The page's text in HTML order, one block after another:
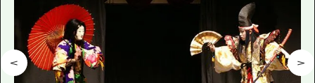
2박 3일
자원봉사 가이드
히로시마현내 매력을 동영상으로 소개!
자주 묻는 질문